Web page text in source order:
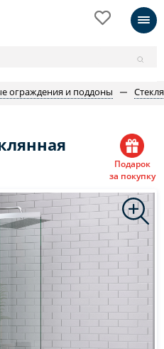
ограждения и поддоны
Подарок
за покупку